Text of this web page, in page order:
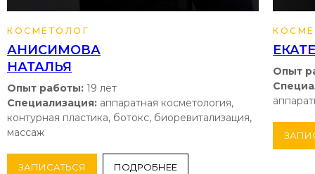
КОСМЕТОЛОГ
АНИСИМОВА
НАТАЛЬЯ
Опыт работы: 19 лет
Специализация: аппаратная косметология,
контурная пластика, ботокс, биоревитализация,
массаж
ЗАПИСАТЬСЯ ПОДРОБНЕЕ
Опыт